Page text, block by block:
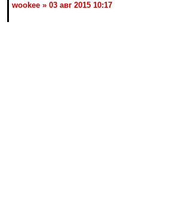
wookee » 03 авг 2015 10:17